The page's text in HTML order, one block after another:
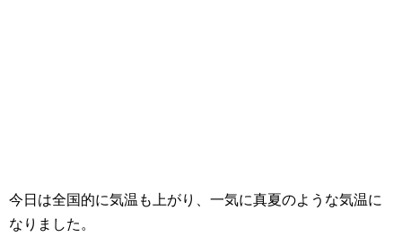
今日は全国的に気温も上がり、一気に真夏のような気温に
なりました。